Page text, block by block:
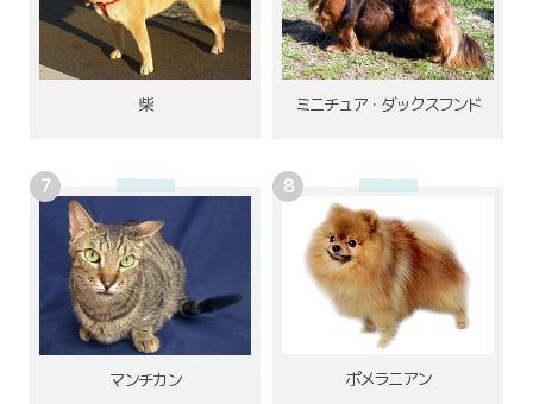
柴 ミニチュア・ダックスフンド
マンチカン ポメラニアン